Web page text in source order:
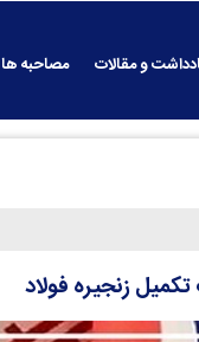
و مقالات مصاحبه ها
زنجیره فولاد